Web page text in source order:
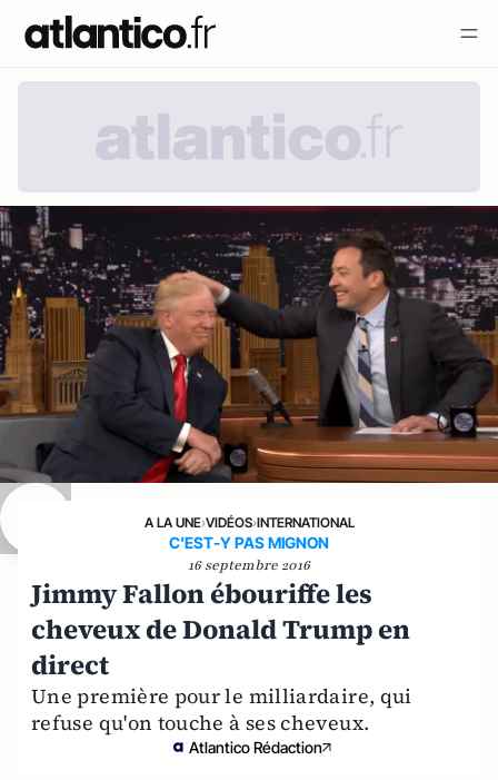
A LA UNE›VIDÉOS›INTERNATIONAL
C'EST-Y PAS MIGNON
16 septembre 2016
Jimmy Fallon ébouriffe les
cheveux de Donald Trump en
direct
Une première pour le milliardaire, qui
refuse qu'on touche à ses cheveux.
Atlantico Rédaction